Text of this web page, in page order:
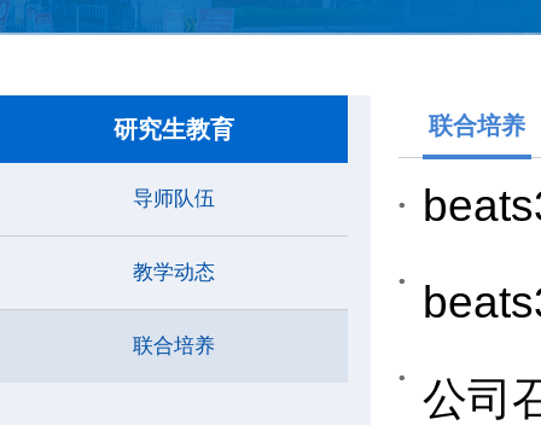
研究生教育
导师队伍
教学动态
联合培养
联合培养
公司